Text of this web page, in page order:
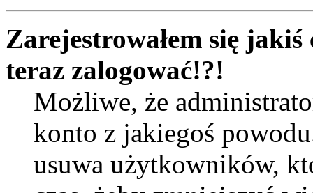
Zarejestrowałem się jakiś
teraz zalogować!?!
Możliwe, że
konto z jakiegoś
usuwa użytkowników,